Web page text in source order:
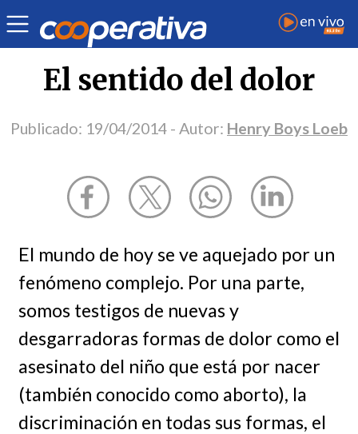
Opinión | Henry Boys Loeb
El sentido del dolor
Publicado: 19/04/2014 - Autor: Henry Boys Loeb
El mundo de hoy se ve aquejado por un
fenómeno complejo. Por una parte,
somos testigos de nuevas y
desgarradoras formas de dolor como el
asesinato del niño que está por nacer
(también conocido como aborto), la
discriminación en todas sus formas, el